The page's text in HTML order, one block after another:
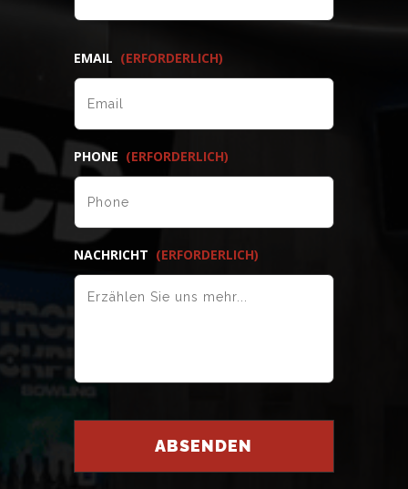
EMAIL (ERFORDERLICH)
PHONE (ERFORDERLICH)
NACHRICHT (ERFORDERLICH)